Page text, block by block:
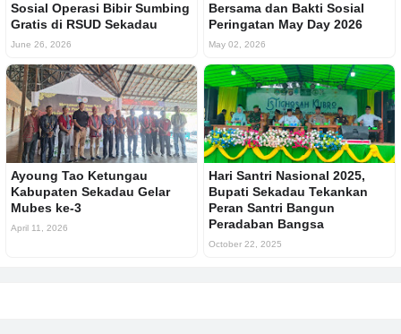
Sosial Operasi Bibir Sumbing
Gratis di RSUD Sekadau
June 26, 2026
Bersama dan Bakti Sosial
Peringatan May Day 2026
May 02, 2026
Ayoung Tao Ketungau
Kabupaten Sekadau Gelar
Mubes ke-3
April 11, 2026
Hari Santri Nasional 2025,
Bupati Sekadau Tekankan
Peran Santri Bangun
Peradaban Bangsa
October 22, 2025